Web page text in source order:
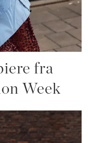
fra
Week